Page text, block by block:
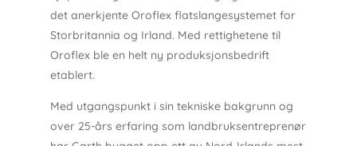
det anerkjente Oroflex flatslangesystemet for
Storbritannia og Irland. Med rettighetene til
Oroflex ble en helt ny produksjonsbedrift
etablert.
Med utgangspunkt i sin tekniske bakgrunn og
over 25-års erfaring som landbruksentreprenør